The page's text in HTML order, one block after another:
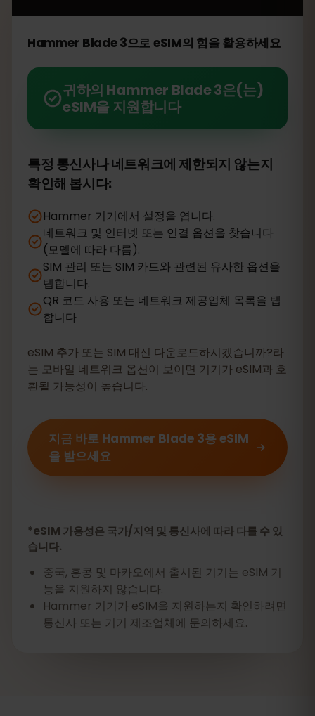
Hammer Blade 3으로 eSIM의 힘을 활용하세요
귀하의 Hammer Blade 3은(는)
eSIM을 지원합니다
특정 통신사나 네트워크에 제한되지 않는지
확인해 봅시다:
Hammer 기기에서 설정을 엽니다.
네트워크 및 인터넷 또는 연결 옵션을 찾습니다
(모델에 따라 다름).
SIM 관리 또는 SIM 카드와 관련된 유사한 옵션을
탭합니다.
QR 코드 사용 또는 네트워크 제공업체 목록을 탭
합니다
eSIM 추가 또는 SIM 대신 다운로드하시겠습니까?라
는 모바일 네트워크 옵션이 보이면 기기가 eSIM과 호
환될 가능성이 높습니다.
지금 바로 Hammer Blade 3용 eSIM
을 받으세요
*eSIM 가용성은 국가/지역 및 통신사에 따라 다를 수 있
습니다.
중국, 홍콩 및 마카오에서 출시된 기기는 eSIM 기
능을 지원하지 않습니다.
Hammer 기기가 eSIM을 지원하는지 확인하려면
통신사 또는 기기 제조업체에 문의하세요.